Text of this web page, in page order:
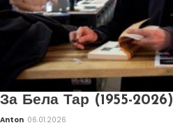
За Бела Тар (1955-2026)
Anton 06.01.2026